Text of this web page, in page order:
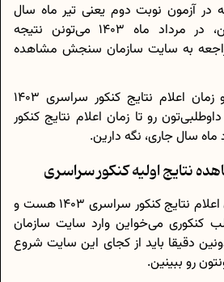
در آزمون نوبت دوم یعنی تیر ماه سال
جاری شرکت کرده باشن، در مرداد ماه 1403 می‌تونن نتیجه
به سایت سازمان سنجش مشاهده
لازمه بدونین که تاریخ و زمان اعلام نتایج کنکور سراسری 1403
رو تا زمان اعلام نتایج کنکور
نتایج اولیه کنکور سراسری
فرض کنین که امروز زمان اعلام نتایج کنکور سراسری 1403 هست و
کنکوری می‌خواین وارد سایت سازمان
دقیقا باید از کجای این سایت شروع
رو ببینین.